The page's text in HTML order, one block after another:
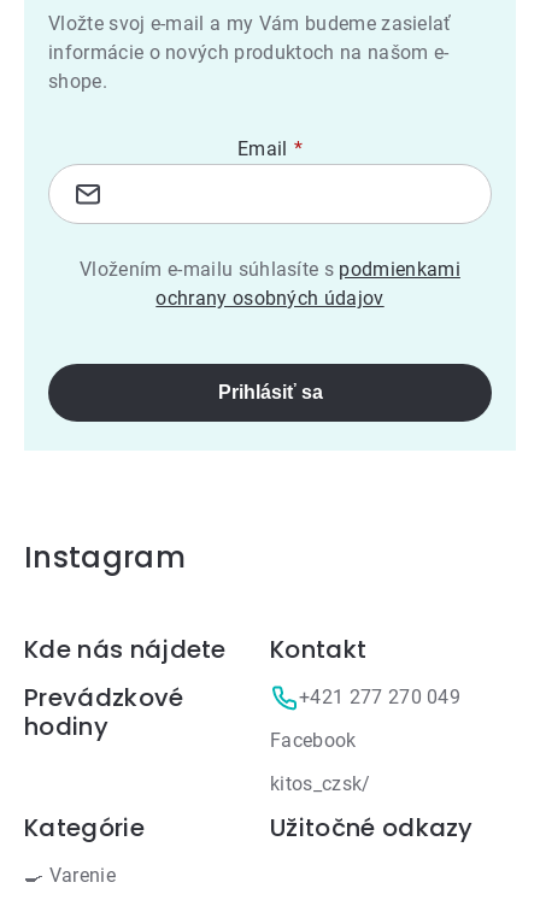
Vložte svoj e-mail a my Vám budeme zasielať
informácie o nových produktoch na našom e-
shope.
Email
Vložením e-mailu súhlasíte s podmienkami
ochrany osobných údajov
Prihlásiť sa
Instagram
Zápätie
Kde nás nájdete
Prevádzkové
hodiny
Kontakt
+421 277 270 049
Facebook
kitos_czsk/
Kategórie
🍳 Varenie
Užitočné odkazy